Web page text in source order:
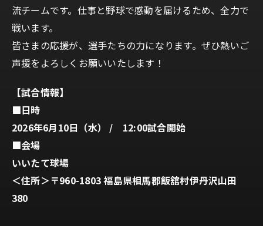
流チームです。仕事と野球で感動を届けるため、全力で
戦います。
皆さまの応援が、選手たちの力になります。ぜひ熱いご
声援をよろしくお願いいたします！
【試合情報】
■日時
2026年6月10日（水） / 12:00試合開始
■会場
いいたて球場
＜住所＞〒960-1803 福島県相馬郡飯舘村伊丹沢山田
380